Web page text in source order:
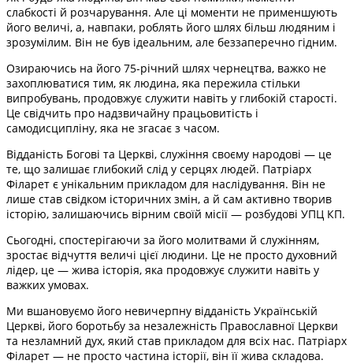
слабкості й розчарування. Але ці моменти не применшують
його величі, а, навпаки, роблять його шлях більш людяним і
зрозумілим. Він не був ідеальним, але беззаперечно гідним.
Озираючись на його 75-річний шлях чернецтва, важко не
захоплюватися тим, як людина, яка пережила стільки
випробувань, продовжує служити навіть у глибокій старості.
Це свідчить про надзвичайну працьовитість і
самодисципліну, яка не згасає з часом.
Відданість Богові та Церкві, служіння своєму народові — це
те, що залишає глибокий слід у серцях людей. Патріарх
Філарет є унікальним прикладом для наслідування. Він не
лише став свідком історичних змін, а й сам активно творив
історію, залишаючись вірним своїй місії — розбудові УПЦ КП.
Сьогодні, спостерігаючи за його молитвами й служінням,
зростає відчуття величі цієї людини. Це не просто духовний
лідер, це — жива історія, яка продовжує служити навіть у
важких умовах.
Ми вшановуємо його невичерпну відданість Українській
Церкві, його боротьбу за незалежність Православної Церкви
та незламний дух, який став прикладом для всіх нас. Патріарх
Філарет — не просто частина історії, він її жива складова.